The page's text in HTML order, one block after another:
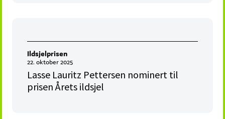
Ildsjelprisen
22. oktober 2025
Lasse Lauritz Pettersen nominert til
prisen Årets ildsjel